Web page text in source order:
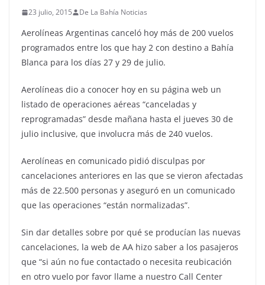
23 julio, 2015 De La Bahía Noticias
Aerolíneas Argentinas canceló hoy más de 200 vuelos
programados entre los que hay 2 con destino a Bahía
Blanca para los días 27 y 29 de julio.
Aerolíneas dio a conocer hoy en su página web un
listado de operaciones aéreas “canceladas y
reprogramadas” desde mañana hasta el jueves 30 de
julio inclusive, que involucra más de 240 vuelos.
Aerolíneas en comunicado pidió disculpas por
cancelaciones anteriores en las que se vieron afectadas
más de 22.500 personas y aseguró en un comunicado
que las operaciones “están normalizadas”.
Sin dar detalles sobre por qué se producían las nuevas
cancelaciones, la web de AA hizo saber a los pasajeros
que “si aún no fue contactado o necesita reubicación
en otro vuelo por favor llame a nuestro Call Center